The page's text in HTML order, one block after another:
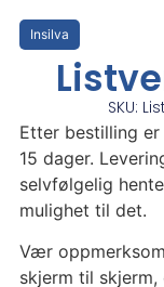
Insilva
SKU:
Etter bestilling
15 dager.
selvfølgelig
mulighet til det.
Vær
skjerm til